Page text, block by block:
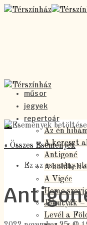
műsor
jegyek
repertoár
Az én
A kereszt
Antigoné
A holdbeli
A Vigéc
Homo
Jókutyák –
Levél a
« Összes Események
Ez az esemény